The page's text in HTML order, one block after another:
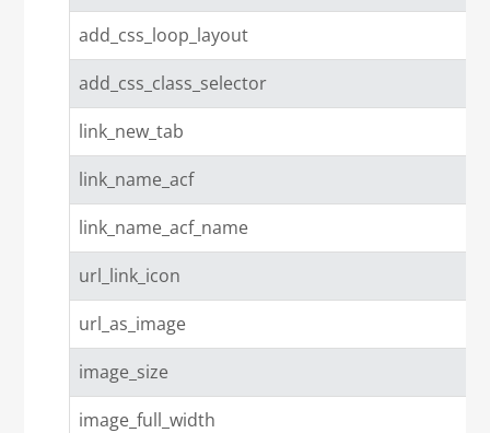
add_css_loop_layout
add_css_class_selector
link_new_tab
link_name_acf
link_name_acf_name
url_link_icon
url_as_image
image_size
image_full_width